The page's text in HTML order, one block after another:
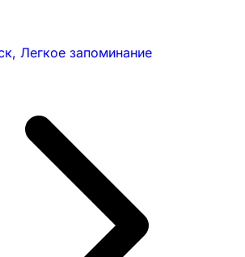
Легкое запоминание